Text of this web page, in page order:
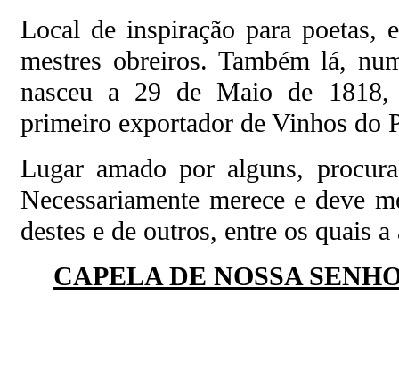
Local de inspiração para poetas,
mestres obreiros. Também lá,
nasceu a 29 de Maio de 1818,
primeiro exportador de Vinhos do
Lugar amado por alguns,
Necessariamente merece e deve
destes e de outros, entre os quais
CAPELA DE NOSSA